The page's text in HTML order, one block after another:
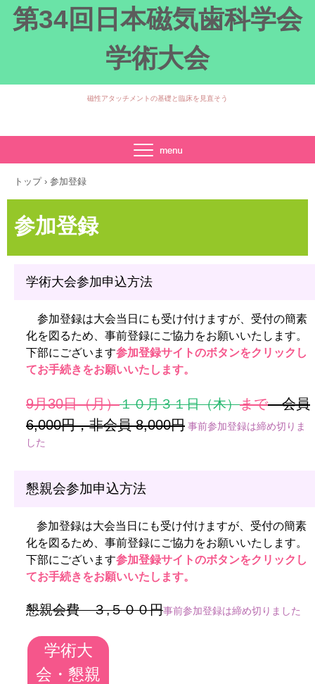
第34回日本磁気歯科学会
学術大会
磁性アタッチメントの基礎と臨床を見直そう
トップ › 参加登録
参加登録
学術大会参加申込方法
参加登録は大会当日にも受け付けますが、受付の簡素
化を図るため、事前登録にご協力をお願いいたします。
下部にございます参加登録サイトのボタンをクリックし
てお手続きをお願いいたします。
9月30日（月）１０月３１日（木）まで会員
6,000円，非会員 8,000円 事前参加登録は締め切りま
した
懇親会参加申込方法
参加登録は大会当日にも受け付けますが、受付の簡素
化を図るため、事前登録にご協力をお願いいたします。
下部にございます参加登録サイトのボタンをクリックし
てお手続きをお願いいたします。
懇親会費 ３,５００円事前参加登録は締め切りました
学術大
会・懇親